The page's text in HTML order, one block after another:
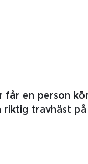
får en person
riktig travhäst